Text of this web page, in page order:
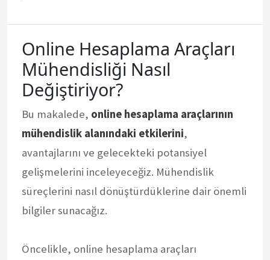
Online Hesaplama Araçları
Mühendisliği Nasıl
Değiştiriyor?
Bu makalede, online hesaplama araçlarının
mühendislik alanındaki etkilerini,
avantajlarını ve gelecekteki potansiyel
gelişmelerini inceleyeceğiz. Mühendislik
süreçlerini nasıl dönüştürdüklerine dair önemli
bilgiler sunacağız.
Öncelikle, online hesaplama araçları